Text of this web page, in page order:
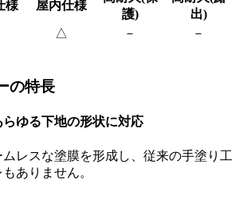
様 屋内仕様
護)
出)
△ －
－
の特長
らゆる下地の形状に対応
レスな塗膜を形成し、従来の手塗り工
ありません。